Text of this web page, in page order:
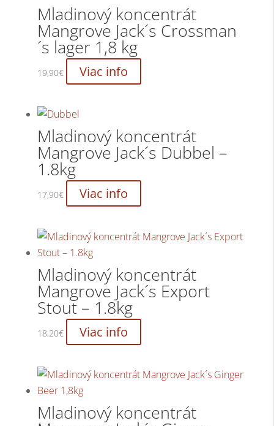
Mladinový koncentrát
Mangrove Jack´s Crossman
´s lager 1,8 kg
19,90€ Viac info
Mladinový koncentrát
Mangrove Jack´s Dubbel –
1.8kg
17,90€ Viac info
Mladinový koncentrát
Mangrove Jack´s Export
Stout – 1.8kg
18,20€ Viac info
Mladinový koncentrát